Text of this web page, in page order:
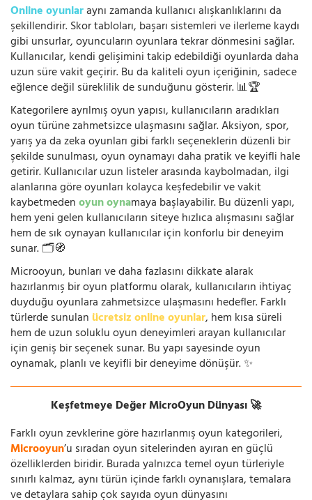
Online oyunlaraynı zamanda kullanıcı alışkanlıklarını da
şekillendirir. Skor tabloları, başarı sistemleri ve ilerleme kaydı
gibi unsurlar, oyuncuların oyunlara tekrar dönmesini sağlar.
Kullanıcılar, kendi gelişimini takip edebildiği oyunlarda daha
uzun süre vakit geçirir. Bu da kaliteli oyun içeriğinin, sadece
eğlence değil süreklilik de sunduğunu gösterir. 📊🏆
Kategorilere ayrılmış oyun yapısı, kullanıcıların aradıkları
oyun türüne zahmetsizce ulaşmasını sağlar. Aksiyon, spor,
yarış ya da zeka oyunları gibi farklı seçeneklerin düzenli bir
şekilde sunulması, oyun oynamayı daha pratik ve keyifli hale
getirir. Kullanıcılar uzun listeler arasında kaybolmadan, ilgi
alanlarına göre oyunları kolayca keşfedebilir ve vakit
kaybetmedenoyun oynamaya başlayabilir. Bu düzenli yapı,
hem yeni gelen kullanıcıların siteye hızlıca alışmasını sağlar
hem de sık oynayan kullanıcılar için konforlu bir deneyim
sunar. 🗂️🧭
Microoyun, bunları ve daha fazlasını dikkate alarak
hazırlanmış bir oyun platformu olarak, kullanıcıların ihtiyaç
duyduğu oyunlara zahmetsizce ulaşmasını hedefler. Farklı
türlerde sunulan ücretsiz online oyunlar, hem kısa süreli
hem de uzun soluklu oyun deneyimleri arayan kullanıcılar
için geniş bir seçenek sunar. Bu yapı sayesinde oyun
oynamak, planlı ve keyifli bir deneyime dönüşür. ✨
Keşfetmeye Değer MicroOyun Dünyası 🚀
Farklı oyun zevklerine göre hazırlanmış oyun kategorileri,
Microoyun’u sıradan oyun sitelerinden ayıran en güçlü
özelliklerden biridir. Burada yalnızca temel oyun türleriyle
sınırlı kalmaz, aynı türün içinde farklı oynanışlara, temalara
ve detaylara sahip çok sayıda oyun dünyasını